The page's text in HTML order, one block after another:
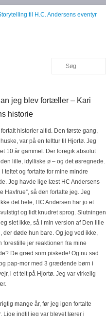
Search
jeg blev fortæller – Kari
historie
historier altid. Den første gang,
var på en telttur til Hjortø. Jeg
10 år gammel. Der foregik absolut
lille, idylliske ø – og det øsregnede.
i teltet og fortalte for mine mindre
Jeg havde lige læst HC Andersens
Havfrue”, så den fortalte jeg. Jeg
det hele, HC Andersen har jo et
og lidt knudret sprog. Slutningen
slet ikke, så i min version af Den lille
der døde hun bare. Og jeg ved ikke,
forestille jer reaktionen fra mine
De græd som piskede! Og nu sad
pap-mor med 3 grædende børn i
i et telt på Hjortø. Jeg var virkelig
mange år, før jeg igen fortalte
Lige indtil jeg var blevet lærer i